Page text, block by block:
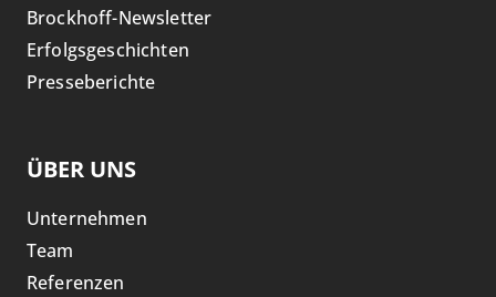
Brockhoff-Newsletter
Erfolgsgeschichten
Presseberichte
ÜBER UNS
Unternehmen
Team
Referenzen